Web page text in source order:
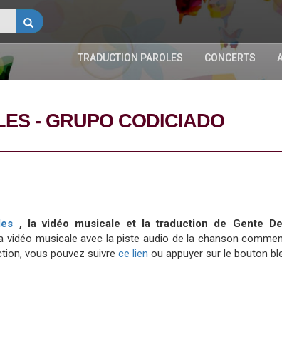
TRADUCTION PAROLES CONCERTS
- GRUPO CODICIADO
, la vidéo musicale et la traduction de Gente
vidéo musicale avec la piste audio de la chanson
vous pouvez suivre ce lien ou appuyer sur le bouton